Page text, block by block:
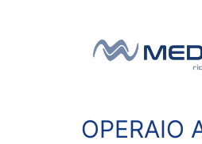
Navigazione
OPERAIO